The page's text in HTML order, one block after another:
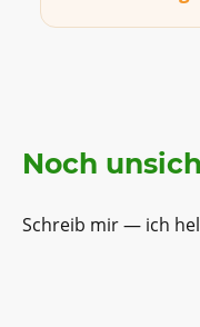
Noch
Schreib mir — ich